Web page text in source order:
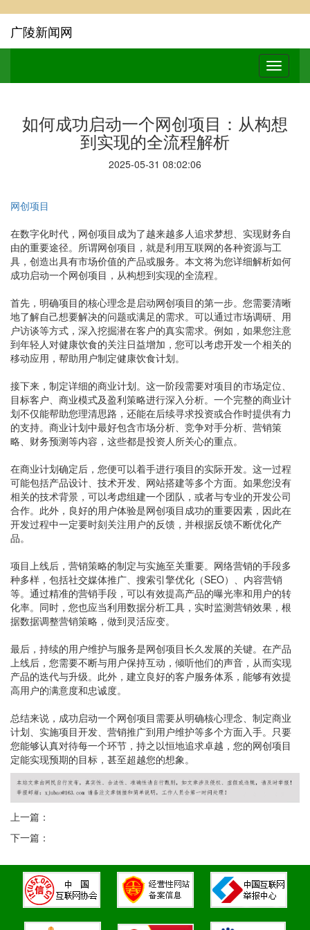
广陵新闻网
如何成功启动一个网创项目：从构想
到实现的全流程解析
2025-05-31 08:02:06
网创项目
在数字化时代，网创项目成为了越来越多人追求梦想、实现财务自
由的重要途径。所谓网创项目，就是利用互联网的各种资源与工
具，创造出具有市场价值的产品或服务。本文将为您详细解析如何
成功启动一个网创项目，从构想到实现的全流程。
首先，明确项目的核心理念是启动网创项目的第一步。您需要清晰
地了解自己想要解决的问题或满足的需求。可以通过市场调研、用
户访谈等方式，深入挖掘潜在客户的真实需求。例如，如果您注意
到年轻人对健康饮食的关注日益增加，您可以考虑开发一个相关的
移动应用，帮助用户制定健康饮食计划。
接下来，制定详细的商业计划。这一阶段需要对项目的市场定位、
目标客户、商业模式及盈利策略进行深入分析。一个完整的商业计
划不仅能帮助您理清思路，还能在后续寻求投资或合作时提供有力
的支持。商业计划中最好包含市场分析、竞争对手分析、营销策
略、财务预测等内容，这些都是投资人所关心的重点。
在商业计划确定后，您便可以着手进行项目的实际开发。这一过程
可能包括产品设计、技术开发、网站搭建等多个方面。如果您没有
相关的技术背景，可以考虑组建一个团队，或者与专业的开发公司
合作。此外，良好的用户体验是网创项目成功的重要因素，因此在
开发过程中一定要时刻关注用户的反馈，并根据反馈不断优化产
品。
项目上线后，营销策略的制定与实施至关重要。网络营销的手段多
种多样，包括社交媒体推广、搜索引擎优化（SEO）、内容营销
等。通过精准的营销手段，可以有效提高产品的曝光率和用户的转
化率。同时，您也应当利用数据分析工具，实时监测营销效果，根
据数据调整营销策略，做到灵活应变。
最后，持续的用户维护与服务是网创项目长久发展的关键。在产品
上线后，您需要不断与用户保持互动，倾听他们的声音，从而实现
产品的迭代与升级。此外，建立良好的客户服务体系，能够有效提
高用户的满意度和忠诚度。
总结来说，成功启动一个网创项目需要从明确核心理念、制定商业
计划、实施项目开发、营销推广到用户维护等多个方面入手。只要
您能够认真对待每一个环节，持之以恒地追求卓越，您的网创项目
定能实现预期的目标，甚至超越您的想象。
上一篇：
下一篇：